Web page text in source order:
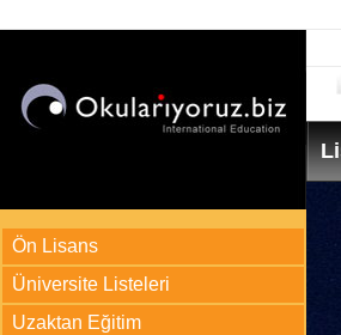
Ön Lisans
Üniversite Listeleri
Uzaktan Eğitim